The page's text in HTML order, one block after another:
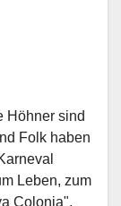
Höhner sind
Folk haben
Leben, zum
Colonia",